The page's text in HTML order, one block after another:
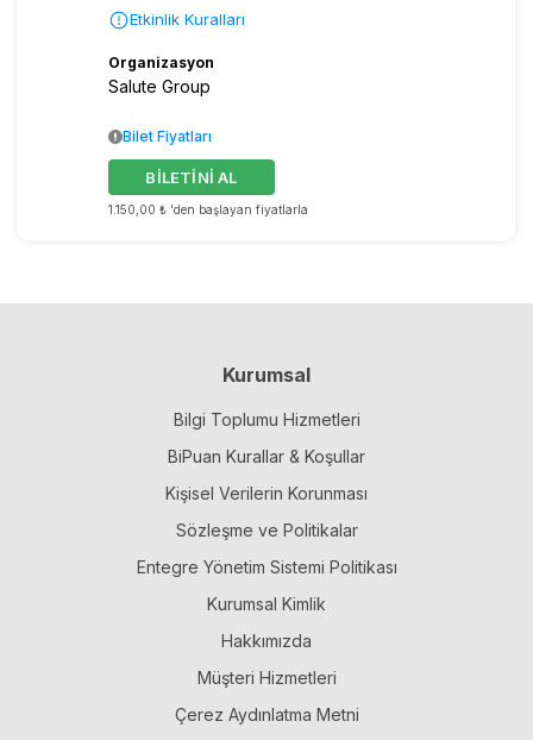
Etkinlik Kuralları
Organizasyon
Salute Group
1.150,00 ₺ 'den başlayan fiyatlarla
BİLETİNİ AL
Bilet Fiyatları
Kurumsal
Bilgi Toplumu Hizmetleri
BiPuan Kurallar & Koşullar
Kişisel Verilerin Korunması
Sözleşme ve Politikalar
Entegre Yönetim Sistemi Politikası
Kurumsal Kimlik
Hakkımızda
Müşteri Hizmetleri
Çerez Aydınlatma Metni